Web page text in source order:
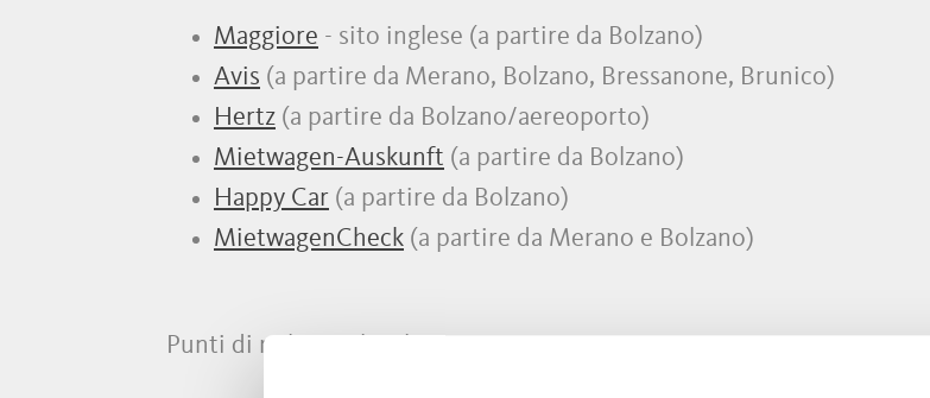
Maggiore - sito inglese (a partire da Bolzano)
Avis (a partire da Merano, Bolzano, Bressanone, Brunico)
Hertz (a partire da Bolzano/aereoporto)
Mietwagen-Auskunft (a partire da Bolzano)
Happy Car (a partire da Bolzano)
MietwagenCheck (a partire da Merano e Bolzano)
Punti di noleggio locali: